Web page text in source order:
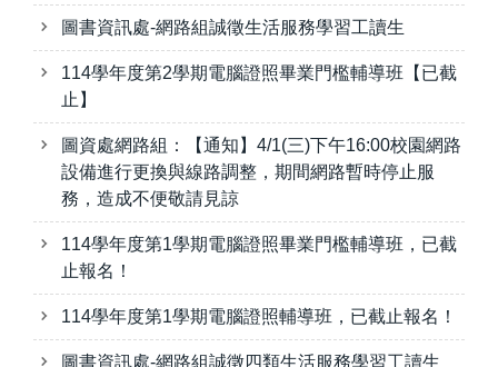
圖書資訊處-網路組誠徵生活服務學習工讀生
114學年度第2學期電腦證照畢業門檻輔導班【已截
止】
圖資處網路組：【通知】4/1(三)下午16:00校園網路
設備進行更換與線路調整，期間網路暫時停止服
務，造成不便敬請見諒
114學年度第1學期電腦證照畢業門檻輔導班，已截
止報名！
114學年度第1學期電腦證照輔導班，已截止報名！
圖書資訊處-網路組誠徵四類生活服務學習工讀生